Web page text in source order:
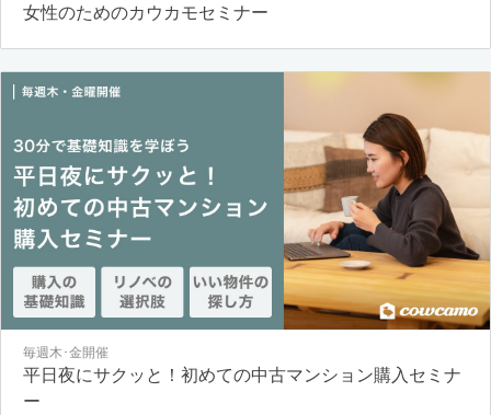
女性のためのカウカモセミナー
毎週木･金開催
平日夜にサクッと！初めての中古マンション購入セミナ
ー